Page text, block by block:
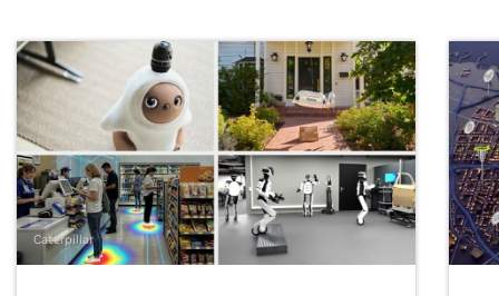
Caterpillar